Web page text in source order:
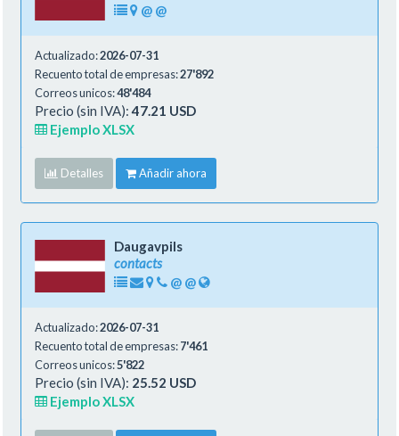
@ @
Actualizado:2026-07-31
Recuento total de empresas:27'892
Correos unicos:48'484
Precio (sin IVA):47.21 USD
Ejemplo XLSX
Detalles Añadir ahora
Daugavpils
contacts
@ @
Actualizado:2026-07-31
Recuento total de empresas:7'461
Correos unicos:5'822
Precio (sin IVA): 25.52 USD
Ejemplo XLSX